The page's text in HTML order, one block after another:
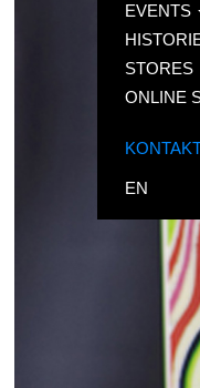
EVENTS
STORES
ONLINE
EN